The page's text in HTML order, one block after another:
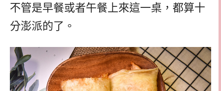
不管是早餐或者午餐上來這一桌，都算十
分澎派的了。